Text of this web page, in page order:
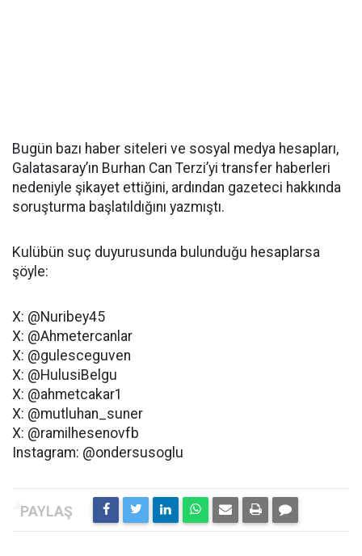
Bugün bazı haber siteleri ve sosyal medya hesapları,
Galatasaray’ın Burhan Can Terzi’yi transfer haberleri
nedeniyle şikayet ettiğini, ardından gazeteci hakkında
soruşturma başlatıldığını yazmıştı.
Kulübün suç duyurusunda bulunduğu hesaplarsa
şöyle:
X: @Nuribey45
X: @Ahmetercanlar
X: @gulesceguven
X: @HulusiBelgu
X: @ahmetcakar1
X: @mutluhan_suner
X: @ramilhesenovfb
Instagram: @ondersusoglu